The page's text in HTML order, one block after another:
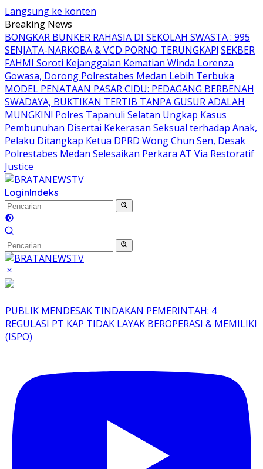
Langsung ke konten
Breaking News
BONGKAR BUNKER RAHASIA DI SEKOLAH SWASTA : 995
SENJATA-NARKOBA & VCD PORNO TERUNGKAP! SEKBER
FAHMI Soroti Kejanggalan Kematian Winda Lorenza
Gowasa, Dorong Polrestabes Medan Lebih Terbuka
MODEL PENATAAN PASAR CIDU: PEDAGANG BERBENAH
SWADAYA, BUKTIKAN TERTIB TANPA GUSUR ADALAH
MUNGKIN! Polres Tapanuli Selatan Ungkap Kasus
Pembunuhan Disertai Kekerasan Seksual terhadap Anak,
Pelaku Ditangkap Ketua DPRD Wong Chun Sen, Desak
Polrestabes Medan Selesaikan Perkara AT Via Restoratif
Justice
LoginIndeks
PUBLIK MENDESAK TINDAKAN PEMERINTAH: 4
REGULASI PT KAP TIDAK LAYAK BEROPERASI & MEMILIKI
(ISPO)